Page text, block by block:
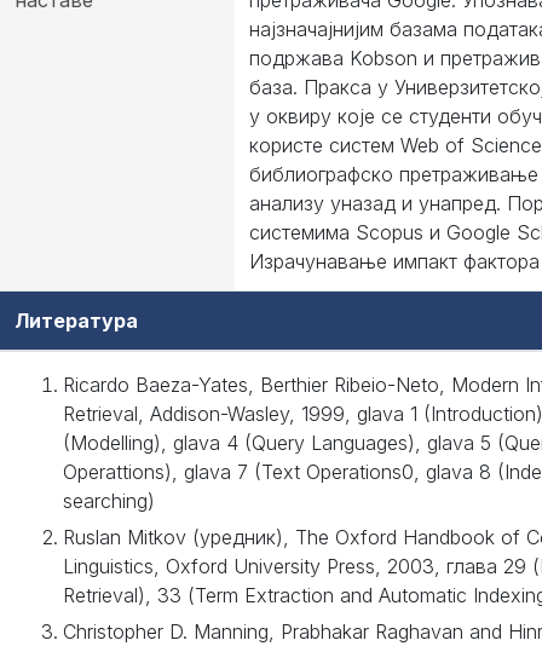
најзначајнијим базама
подржава Kobson и
база. Пракса у
у оквиру које се студенти
користе систем Web of
библиографско претраживање
анализу уназад и унапред.
системима Scopus и Google
Израчунавање импакт
Литература
Ricardo Baeza-Yates, Berthier Ribeio-Neto, Modern
Retrieval, Addison-Wasley, 1999, glava 1
(Modelling), glava 4 (Query Languages), glava 5
Operattions), glava 7 (Text Operations0, glava 8
searching)
Ruslan Mitkov (уредник), The Oxford Handbook of
Linguistics, Oxford University Press, 2003, глава 29
Retrieval), 33 (Term Extraction and Automatic
Christopher D. Manning, Prabhakar Raghavan and